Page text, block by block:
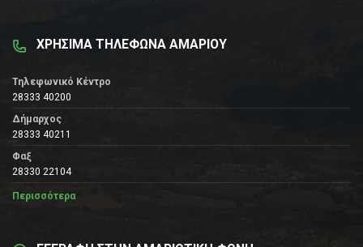
ΧΡΗΣΙΜΑ ΤΗΛΕΦΩΝΑ ΑΜΑΡΙΟΥ
Τηλεφωνικό Κέντρο
28333 40200
Δήμαρχος
28333 40211
Φαξ
28330 22104
Περισσότερα